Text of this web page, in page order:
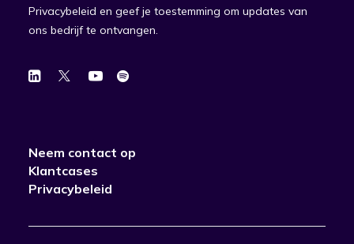
Privacybeleid en geef je toestemming om updates van
ons bedrijf te ontvangen.
Neem contact op
Klantcases
Privacybeleid